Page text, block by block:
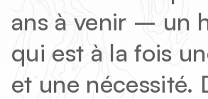
Enseignants
Structure jeunesse
Entreprises
ans à venir – un
qui est à la fois
et une nécessité.